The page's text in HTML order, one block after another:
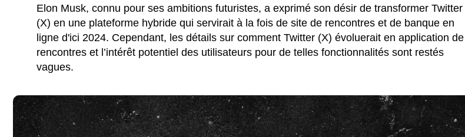
Elon Musk, connu pour ses ambitions futuristes, a exprimé son désir de transformer Twitter
(X) en une plateforme hybride qui servirait à la fois de site de rencontres et de banque en
ligne d'ici 2024. Cependant, les détails sur comment Twitter (X) évoluerait en application de
rencontres et l’intérêt potentiel des utilisateurs pour de telles fonctionnalités sont restés
vagues.